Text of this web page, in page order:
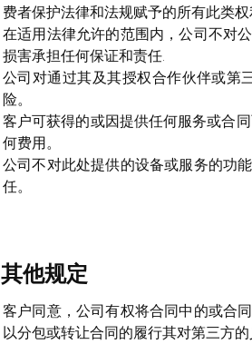
费者保护法律和法规赋予的所有此类权
在适用法律允许的范围内，公司不对
损害承担任何保证和责任.
公司对通过其及其授权合作伙伴或第
险。
客户可获得的或因提供任何服务或合
何费用。
公司不对此处提供的设备或服务的功
任。
其他规定
客户同意，公司有权将合同中的或合
以分包或转让合同的履行其对第三方的